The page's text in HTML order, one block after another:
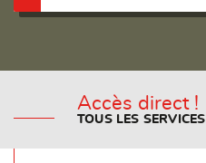
Accès direct !
TOUS LES SERVICES